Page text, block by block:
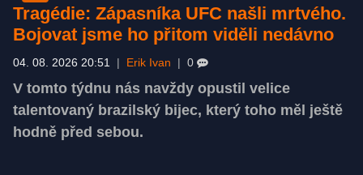
Tragédie: Zápasníka UFC našli mrtvého.
Bojovat jsme ho přitom viděli nedávno
04. 08. 2026 20:51 Erik Ivan 0
V tomto týdnu nás navždy opustil velice
talentovaný brazilský bijec, který toho měl ještě
hodně před sebou.